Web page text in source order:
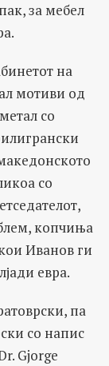
за мебел
на
мотиви од
со
со
копчиња
Иванов ги
евра.
па
со напис
Gjorge